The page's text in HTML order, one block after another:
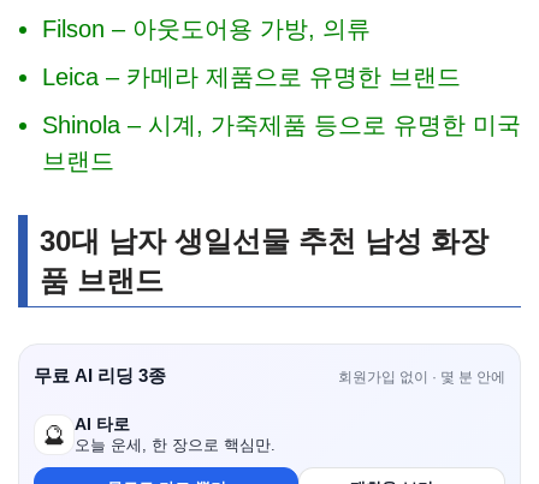
Filson – 아웃도어용 가방, 의류
Leica – 카메라 제품으로 유명한 브랜드
Shinola – 시계, 가죽제품 등으로 유명한 미국
브랜드
30대 남자 생일선물 추천 남성 화장
품 브랜드
무료 AI 리딩 3종 회원가입 없이 · 몇 분 안에
🔮 AI 타로
오늘 운세, 한 장으로 핵심만.